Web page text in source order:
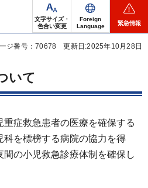
文字サイズ・
色合い変更
Foreign
Language
緊急情報
ジ番号：70678 更新日:2025年10月28日
いて
重症救急患者の医療を確保する
科を標榜する病院の協力を得
の小児救急診療体制を確保し